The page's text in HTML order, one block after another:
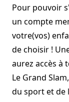
Pour pouvoir
un compte
votre(vos)
de choisir !
aurez accès à
Le Grand
du sport et de